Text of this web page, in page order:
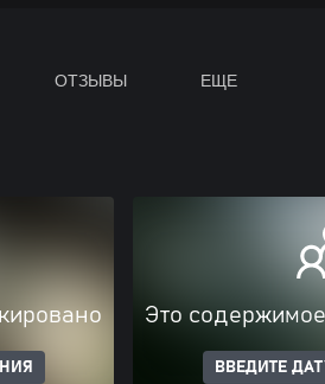
ОТЗЫВЫ ЕЩЕ
Это
ВВЕДИТЕ